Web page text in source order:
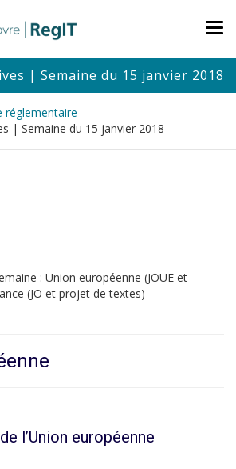
| Semaine du 15 janvier 2018
réglementaire
| Semaine du 15 janvier 2018
: Union européenne (JOUE et
(JO et projet de textes)
l’Union européenne